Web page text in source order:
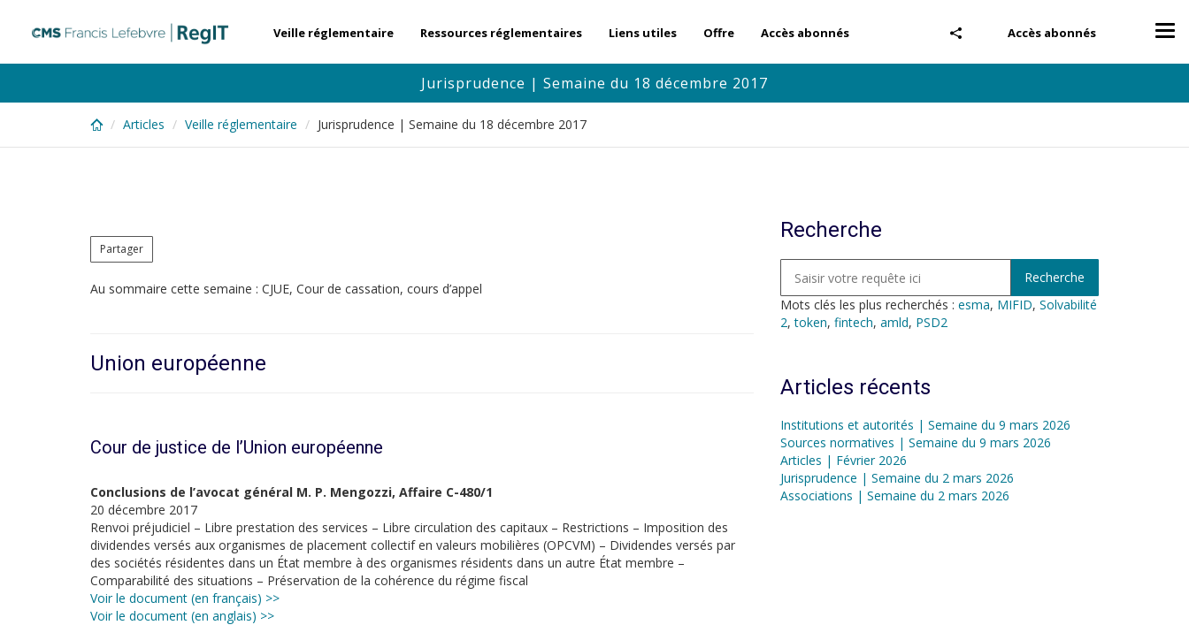
content
Accès abonnés
Veille réglementaire Ressources réglementaires Liens utiles Offre Accès abonnés
Jurisprudence | Semaine du 18 décembre 2017
Articles Veille réglementaire Jurisprudence | Semaine du 18 décembre 2017
Partager
Au sommaire cette semaine : CJUE, Cour de cassation, cours d’appel
Union européenne
Cour de justice de l’Union européenne
Conclusions de l’avocat général M. P. Mengozzi, Affaire C-480/1
20 décembre 2017
Renvoi préjudiciel – Libre prestation des services – Libre circulation des capitaux – Restrictions – Imposition des
dividendes versés aux organismes de placement collectif en valeurs mobilières (OPCVM) – Dividendes versés par
des sociétés résidentes dans un État membre à des organismes résidents dans un autre État membre –
Comparabilité des situations – Préservation de la cohérence du régime fiscal
Voir le document (en français) >>
Voir le document (en anglais) >>
Recherche
Mots clés les plus recherchés : esma, MIFID, Solvabilité
2,token, fintech, amld, PSD2
Articles récents
Institutions et autorités | Semaine du 9 mars 2026
Sources normatives | Semaine du 9 mars 2026
Articles | Février 2026
Jurisprudence | Semaine du 2 mars 2026
Associations | Semaine du 2 mars 2026